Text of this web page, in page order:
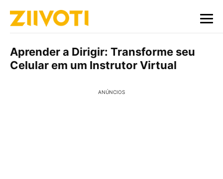
Aprender a Dirigir: Transforme seu
Celular em um Instrutor Virtual
ANÚNCIOS